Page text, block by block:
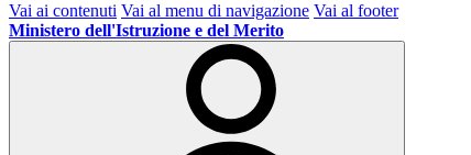
Vai ai contenuti Vai al menu di navigazione Vai al footer
Ministero dell'Istruzione e del Merito